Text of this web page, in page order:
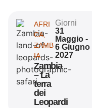
AFRI
CA,
ZAMB
IA
Zambia
– La
terra
dei
Leopardi
Giorni
31
Maggio -
6 Giugno
2027